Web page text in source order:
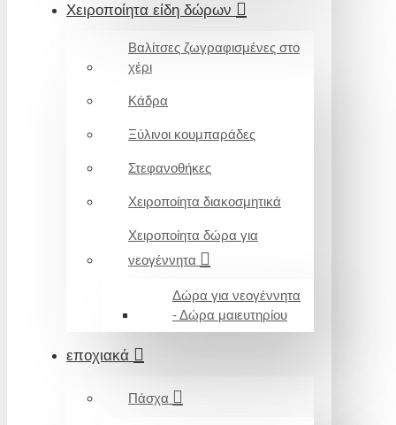
Χειροποίητα είδη δώρων
Βαλίτσες ζωγραφισμένες στο
χέρι
Κάδρα
Ξύλινοι κουμπαράδες
Στεφανοθήκες
Χειροποίητα διακοσμητικά
Χειροποίητα δώρα για
νεογέννητα
Δώρα για νεογέννητα
- Δώρα μαιευτηρίου
εποχιακά
Πάσχα